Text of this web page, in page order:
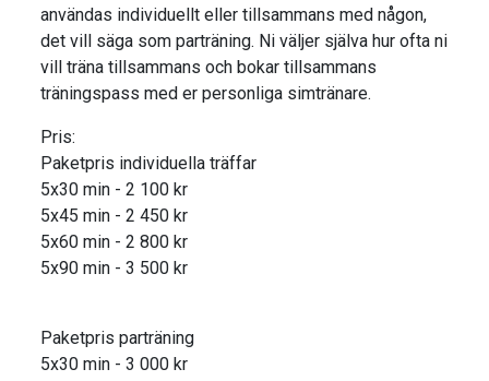
användas individuellt eller tillsammans med någon,
det vill säga som parträning. Ni väljer själva hur ofta ni
vill träna tillsammans och bokar tillsammans
träningspass med er personliga simtränare.
Pris:
Paketpris individuella träffar
5x30 min - 2 100 kr
5x45 min - 2 450 kr
5x60 min - 2 800 kr
5x90 min - 3 500 kr
Paketpris parträning
5x30 min - 3 000 kr